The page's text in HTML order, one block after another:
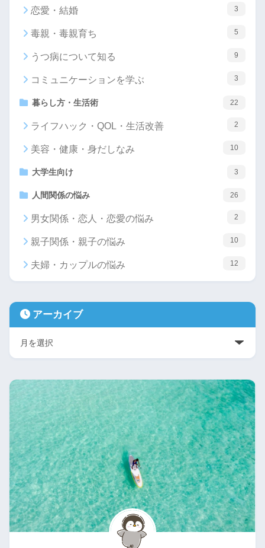
恋愛・結婚 3
毒親・毒親育ち 5
うつ病について知る 9
コミュニケーションを学ぶ 3
暮らし方・生活術 22
ライフハック・QOL・生活改善 2
美容・健康・身だしなみ 10
大学生向け 3
人間関係の悩み 26
男女関係・恋人・恋愛の悩み 2
親子関係・親子の悩み 10
夫婦・カップルの悩み 12
アーカイブ